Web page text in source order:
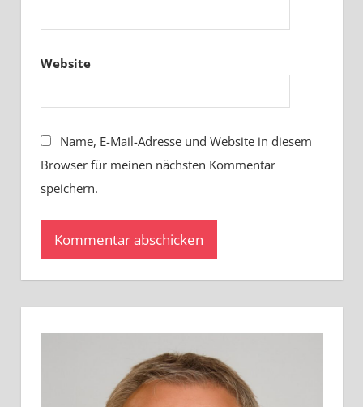
Website
Name, E-Mail-Adresse und Website in diesem
Browser für meinen nächsten Kommentar
speichern.